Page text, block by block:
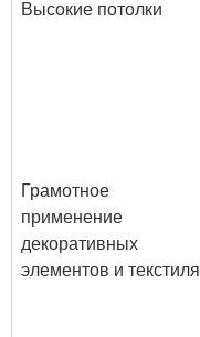
Высокие потолки
Грамотное
применение
декоративных
элементов и текстиля